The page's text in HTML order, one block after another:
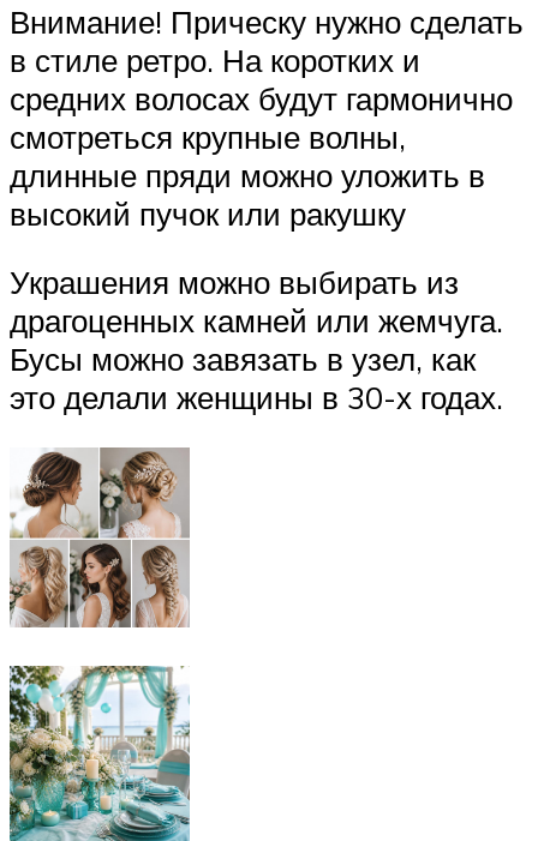
Внимание! Прическу нужно сделать
в стиле ретро. На коротких и
средних волосах будут гармонично
смотреться крупные волны,
длинные пряди можно уложить в
высокий пучок или ракушку
Украшения можно выбирать из
драгоценных камней или жемчуга.
Бусы можно завязать в узел, как
это делали женщины в 30-х годах.